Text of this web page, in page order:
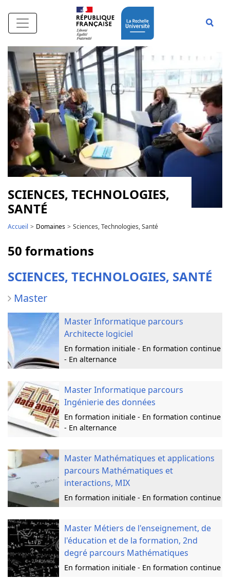
Aller au contenu principal
SCIENCES, TECHNOLOGIES,
SANTÉ
Accueil Domaines Sciences, Technologies, Santé
50 formations
SCIENCES, TECHNOLOGIES, SANTÉ
Master
Master Informatique parcours
Architecte logiciel
En formation initiale - En formation continue
- En alternance
Master Informatique parcours
Ingénierie des données
En formation initiale - En formation continue
- En alternance
Master Mathématiques et applications
parcours Mathématiques et
interactions, MIX
En formation initiale - En formation continue
Master Métiers de l'enseignement, de
l'éducation et de la formation, 2nd
degré parcours Mathématiques
En formation initiale - En formation continue